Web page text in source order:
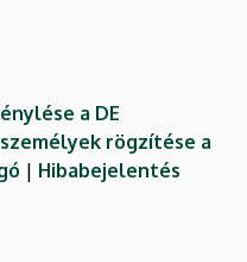
a DE
rögzítése a
| Hibabejelentés